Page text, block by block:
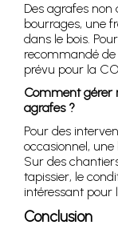
Des agrafes
bourrages, une
dans le bois.
recommandé
prévu pour la
Comment gérer
agrafes ?
Pour des
occasionnel,
Sur des
tapissier, le
intéressant pour
Conclusion